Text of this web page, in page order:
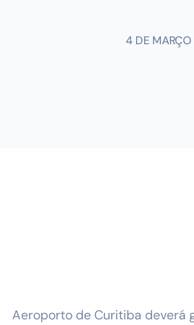
4 DE
Aeroporto de Curitiba deverá